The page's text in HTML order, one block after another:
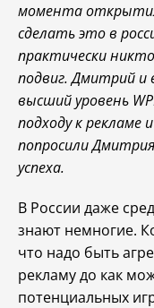
момента
сделать это в
практически
подвиг. Дмитрий и
высший уровень
подходу к рекламе
попросили
успеха.
В России даже
знают немногие.
что надо быть
рекламу до как
потенциальных